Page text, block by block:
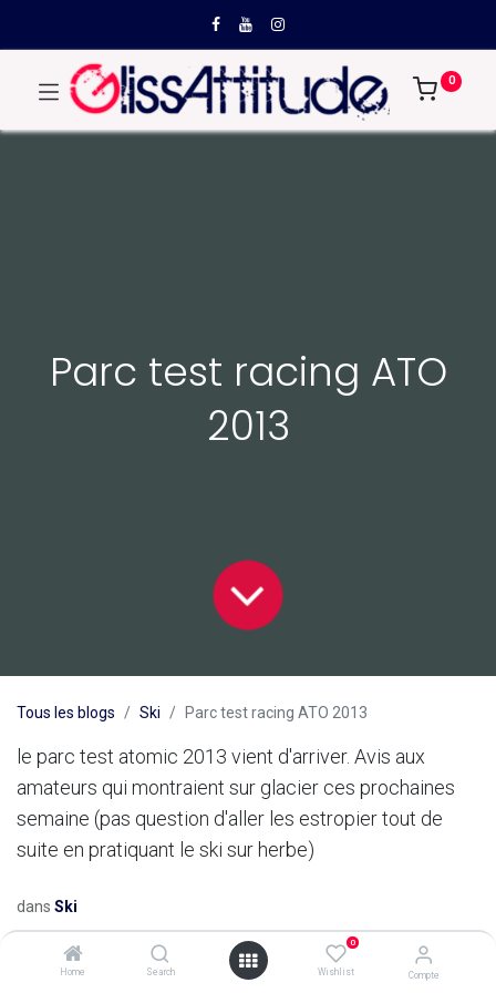
Home Search
0
Wishlist Compte
0
Parc test racing ATO
2013
Tous les blogs Ski Parc test racing ATO 2013
le parc test atomic 2013 vient d'arriver. Avis aux
amateurs qui montraient sur glacier ces prochaines
semaine (pas question d'aller les estropier tout de
suite en pratiquant le ski sur herbe)
dans Ski